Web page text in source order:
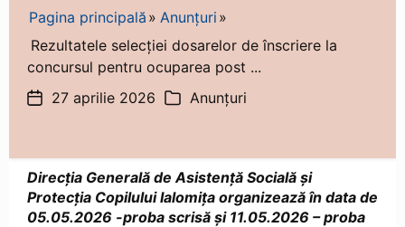
Pagina principală
Anunțuri
Rezultatele selecției dosarelor de înscriere la
concursul pentru ocuparea post ...
Dată27 aprilie 2026 Categorii
Anunțuri
Direcția Generală de Asistență Socială și
Protecția Copilului Ialomița organizează în data de
05.05.2026 -proba scrisă și 11.05.2026 – proba